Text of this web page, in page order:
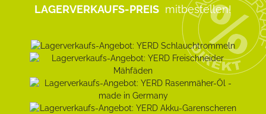
LAGERVERKAUFS-PREIS mitbestellen!